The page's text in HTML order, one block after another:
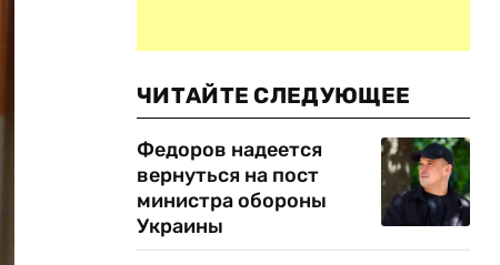
ЧИТАЙТЕ СЛЕДУЮЩЕЕ
Федоров надеется
вернуться на пост
министра обороны
Украины